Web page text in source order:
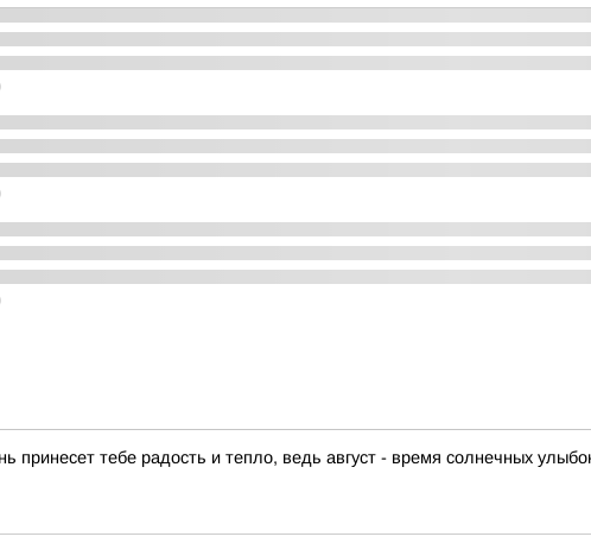
принесет тебе радость и тепло, ведь август - время солнечных